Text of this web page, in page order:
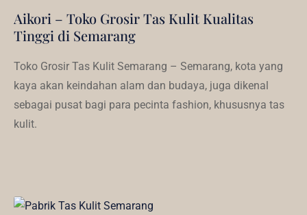
Aikori – Toko Grosir Tas Kulit Kualitas
Tinggi di Semarang
Toko Grosir Tas Kulit Semarang – Semarang, kota yang
kaya akan keindahan alam dan budaya, juga dikenal
sebagai pusat bagi para pecinta fashion, khususnya tas
kulit.